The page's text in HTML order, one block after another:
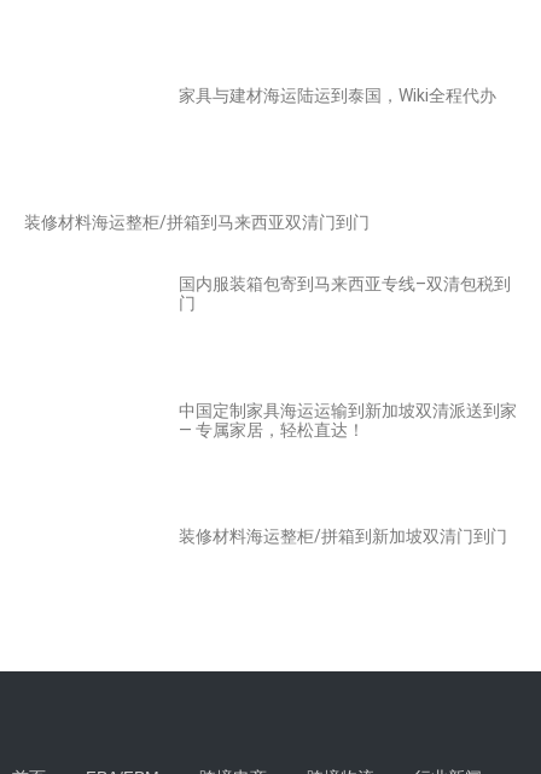
家具与建材海运陆运到泰国，Wiki全程代办
装修材料海运整柜/拼箱到马来西亚双清门到门
国内服装箱包寄到马来西亚专线–双清包税到
门
中国定制家具海运运输到新加坡双清派送到家
— 专属家居，轻松直达！
装修材料海运整柜/拼箱到新加坡双清门到门